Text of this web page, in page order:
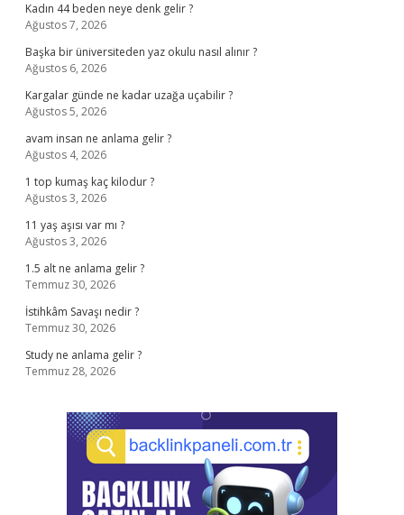
Kadın 44 beden neye denk gelir ?
Ağustos 7, 2026
Başka bir üniversiteden yaz okulu nasıl alınır ?
Ağustos 6, 2026
Kargalar günde ne kadar uzağa uçabilir ?
Ağustos 5, 2026
avam insan ne anlama gelir ?
Ağustos 4, 2026
1 top kumaş kaç kilodur ?
Ağustos 3, 2026
11 yaş aşısı var mı ?
Ağustos 3, 2026
1.5 alt ne anlama gelir ?
Temmuz 30, 2026
İstihkâm Savaşı nedir ?
Temmuz 30, 2026
Study ne anlama gelir ?
Temmuz 28, 2026